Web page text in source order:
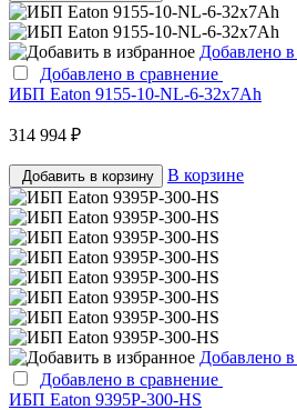
Добавлено
Добавлено в сравнение
ИБП Eaton 9155-10-NL-6-32x7Ah
314 994 ₽
Добавить в корзину В корзине
Добавлено
Добавлено в сравнение
ИБП Eaton 9395P-300-HS